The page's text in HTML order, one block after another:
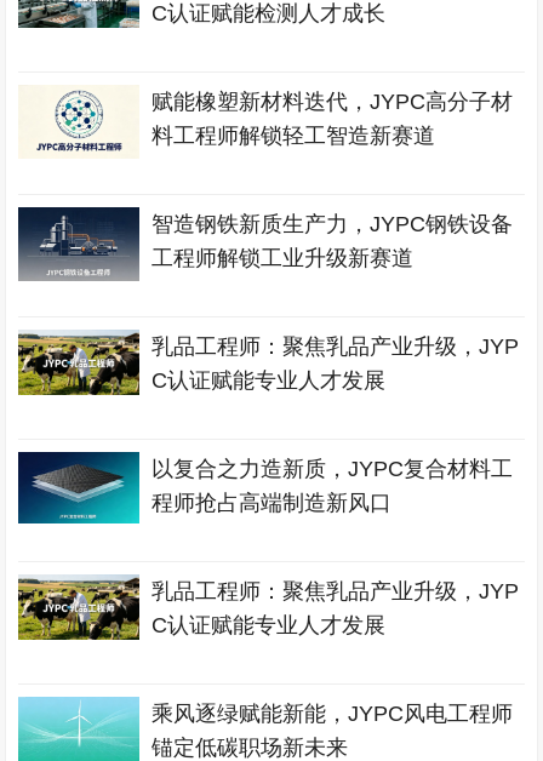
C认证赋能检测人才成长
赋能橡塑新材料迭代，JYPC高分子材
料工程师解锁轻工智造新赛道
智造钢铁新质生产力，JYPC钢铁设备
工程师解锁工业升级新赛道
乳品工程师：聚焦乳品产业升级，JYP
C认证赋能专业人才发展
以复合之力造新质，JYPC复合材料工
程师抢占高端制造新风口
乳品工程师：聚焦乳品产业升级，JYP
C认证赋能专业人才发展
乘风逐绿赋能新能，JYPC风电工程师
锚定低碳职场新未来